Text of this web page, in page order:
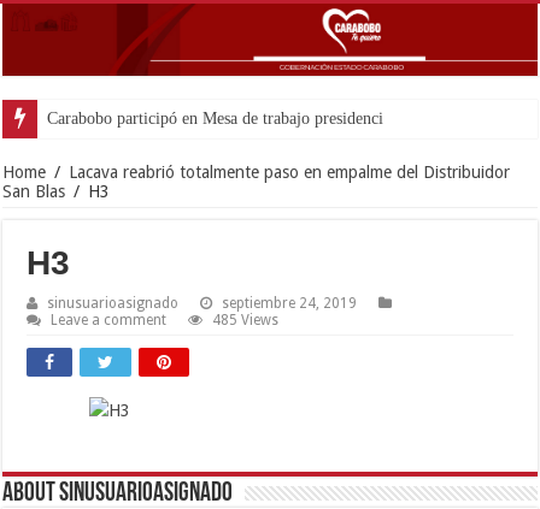
Home / Lacava reabrió totalmente paso en empalme del Distribuidor
San Blas / H3
H3
sinusuarioasignado
septiembre 24, 2019
Leave a comment
485 Views
About sinusuarioasignado